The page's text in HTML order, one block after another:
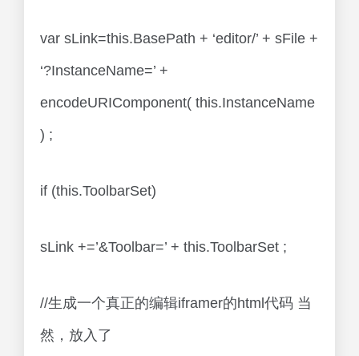
var sLink=this.BasePath + ‘editor/’ + sFile +
‘?InstanceName=’ +
encodeURIComponent( this.InstanceName
) ;
if (this.ToolbarSet)
sLink +=’&Toolbar=’ + this.ToolbarSet ;
//生成一个真正的编辑iframer的html代码 当
然，放入了